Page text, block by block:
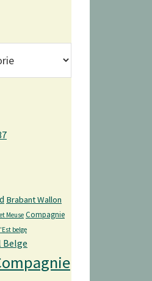
Brabant Wallon
Meuse Compagnie
belge
Belge